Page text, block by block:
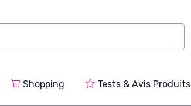
Shopping Tests & Avis Produits